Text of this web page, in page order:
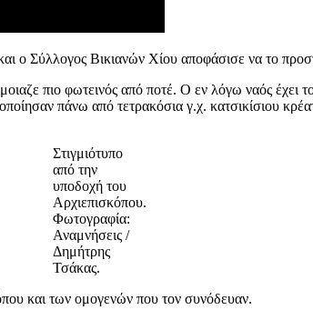
ο Σύλλογος Βικιανών Χίου αποφάσισε να το
πιο φωτεινός από ποτέ. Ο εν λόγω ναός έχει
πάνω από τετρακόσια γ.χ. κατσικίσιου
Στιγμιότυπο
από την
υποδοχή του
Αρχιεπισκόπου.
Φωτογραφία:
Αναμνήσεις /
Δημήτρης
Τσάκας.
και των ομογενών που τον συνόδευαν.